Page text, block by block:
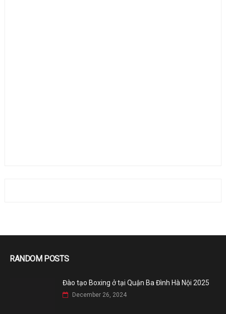
RANDOM POSTS
Đào tạo Boxing ở tại Quận Ba Đình Hà Nội 2025
December 26, 2024